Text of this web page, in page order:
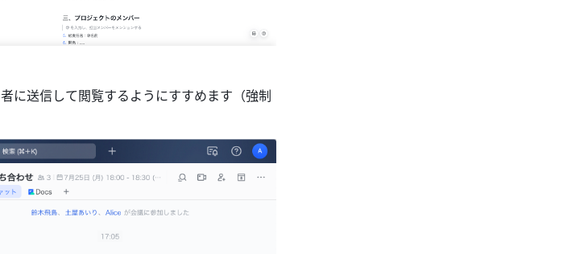
に送信して閲覧するようにすすめます（強制